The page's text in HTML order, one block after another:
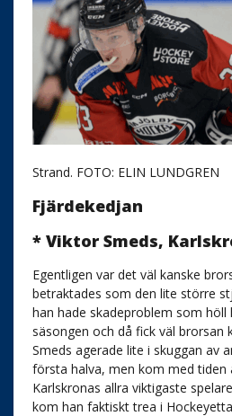
Strand. FOTO: ELIN LUNDGREN
Fjärdekedjan
* Viktor Smeds,
Egentligen var det väl kanske
betraktades som den lite större
han hade skadeproblem som
säsongen och då fick väl brorsan
Smeds agerade lite i skuggan av
första halva, men kom med tiden
Karlskronas allra viktigaste
kom han faktiskt trea i